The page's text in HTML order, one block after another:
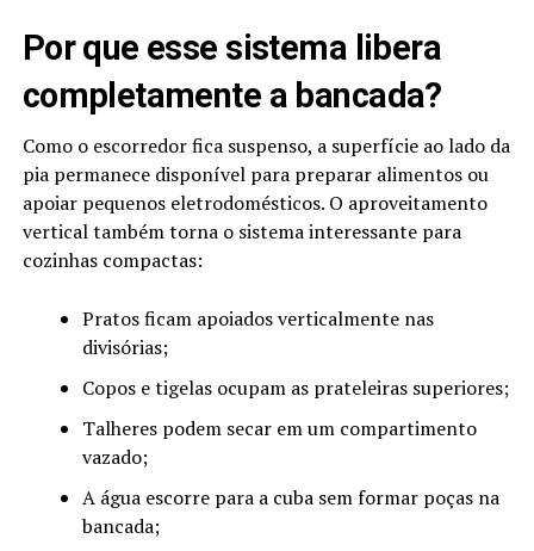
Por que esse sistema libera
completamente a bancada?
Como o escorredor fica suspenso, a superfície ao lado da
pia permanece disponível para preparar alimentos ou
apoiar pequenos eletrodomésticos. O aproveitamento
vertical também torna o sistema interessante para
cozinhas compactas:
Pratos ficam apoiados verticalmente nas
divisórias;
Copos e tigelas ocupam as prateleiras superiores;
Talheres podem secar em um compartimento
vazado;
A água escorre para a cuba sem formar poças na
bancada;